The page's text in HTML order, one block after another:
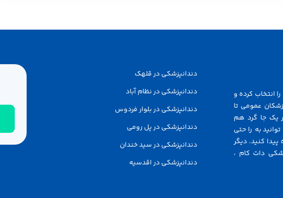
انتخاب کرده و
عمومی تا
یک جا گرد هم
به راحتی
کنید. دیگر
دات کام ،
دندانپزشکی در قلهک
دندانپزشکی در نظام آباد
دندانپزشکی در بلوار فردوس
دندانپزشکی در پل رومی
دندانپزشکی در سید خندان
دندانپزشکی در اقدسیه